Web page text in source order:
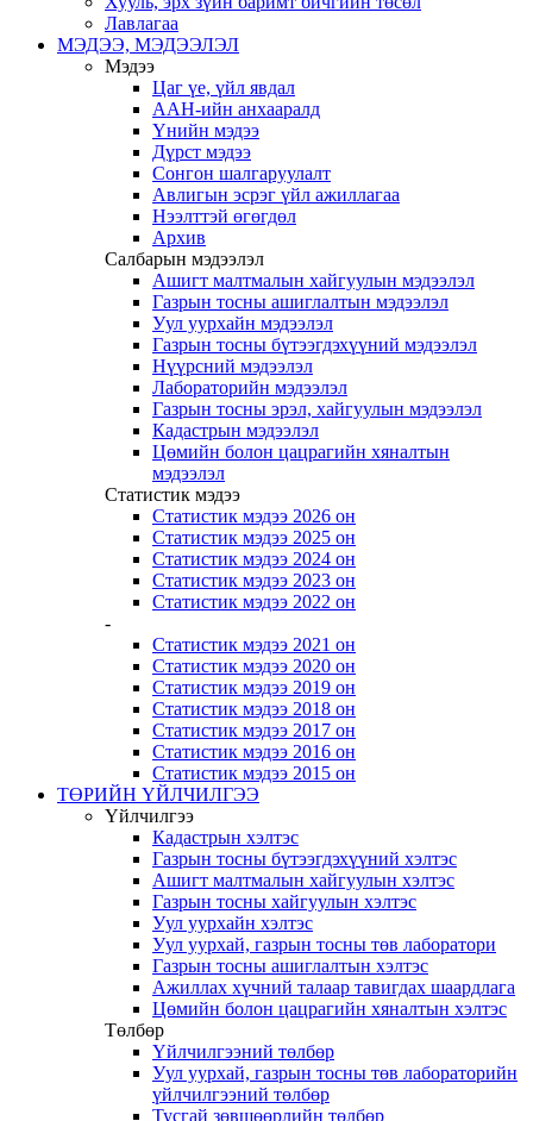
Лавлагаа
МЭДЭЭ, МЭДЭЭЛЭЛ
Мэдээ
Цаг үе, үйл явдал
ААН-ийн анхааралд
Үнийн мэдээ
Дүрст мэдээ
Сонгон шалгаруулалт
Авлигын эсрэг үйл ажиллагаа
Нээлттэй өгөгдөл
Архив
Салбарын мэдээлэл
Ашигт малтмалын хайгуулын мэдээлэл
Газрын тосны ашиглалтын мэдээлэл
Уул уурхайн мэдээлэл
Газрын тосны бүтээгдэхүүний мэдээлэл
Нүүрсний мэдээлэл
Лабораторийн мэдээлэл
Газрын тосны эрэл, хайгуулын мэдээлэл
Кадастрын мэдээлэл
Цөмийн болон цацрагийн хяналтын
мэдээлэл
Статистик мэдээ
Статистик мэдээ 2026 он
Статистик мэдээ 2025 он
Статистик мэдээ 2024 он
Статистик мэдээ 2023 он
Статистик мэдээ 2022 он
-
Статистик мэдээ 2021 он
Статистик мэдээ 2020 он
Статистик мэдээ 2019 он
Статистик мэдээ 2018 он
Статистик мэдээ 2017 он
Статистик мэдээ 2016 он
Статистик мэдээ 2015 он
ТӨРИЙН ҮЙЛЧИЛГЭЭ
Үйлчилгээ
Кадастрын хэлтэс
Газрын тосны бүтээгдэхүүний хэлтэс
Ашигт малтмалын хайгуулын хэлтэс
Газрын тосны хайгуулын хэлтэс
Уул уурхайн хэлтэс
Уул уурхай, газрын тосны төв лаборатори
Газрын тосны ашиглалтын хэлтэс
Ажиллах хүчний талаар тавигдах шаардлага
Цөмийн болон цацрагийн хяналтын хэлтэс
Төлбөр
Үйлчилгээний төлбөр
Уул уурхай, газрын тосны төв лабораторийн
үйлчилгээний төлбөр
Тусгай зөвшөөрлийн төлбөр